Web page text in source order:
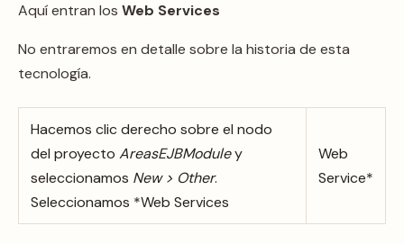
Aquí entran los Web Services
No entraremos en detalle sobre la historia de esta
tecnología.
Hacemos clic derecho sobre el nodo
del proyecto AreasEJBModuley
seleccionamos New > Other.
Seleccionamos *Web Services
Web
Service*